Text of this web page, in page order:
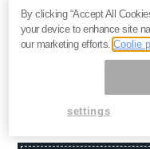
株価下落「三菱重工
き“防衛だけじゃない”
優待新設「大黒屋HD
べきか、大化けの4条
なぜキオクシアは売ら
導体決算「絶好調」の
By clicking “Accept All
your device to enhance site
our marketing efforts.Coolie
settings